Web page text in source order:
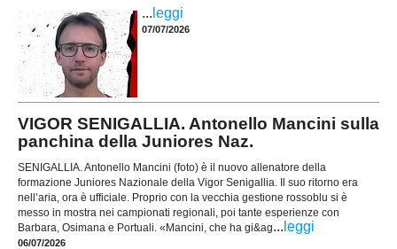
... leggi
07/07/2026
VIGOR SENIGALLIA. Antonello Mancini sulla
panchina della Juniores Naz.
SENIGALLIA. Antonello Mancini (foto) è il nuovo allenatore della
formazione Juniores Nazionale della Vigor Senigallia. Il suo ritorno era
nell’aria, ora è ufficiale. Proprio con la vecchia gestione rossoblu si è
messo in mostra nei campionati regionali, poi tante esperienze con
Barbara, Osimana e Portuali. «Mancini, che ha gi&ag... leggi
06/07/2026